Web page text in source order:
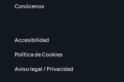
Conócenos
Accesibilidad
Política de Cookies
Aviso legal / Privacidad